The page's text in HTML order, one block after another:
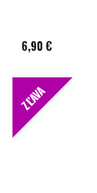
6,90 €
ZĽAVA